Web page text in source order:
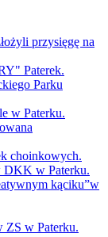
przysięgę na
Paterek.
Parku
w Paterku.
choinkowych.
DKK w Paterku.
kąciku”w
ZS w Paterku.